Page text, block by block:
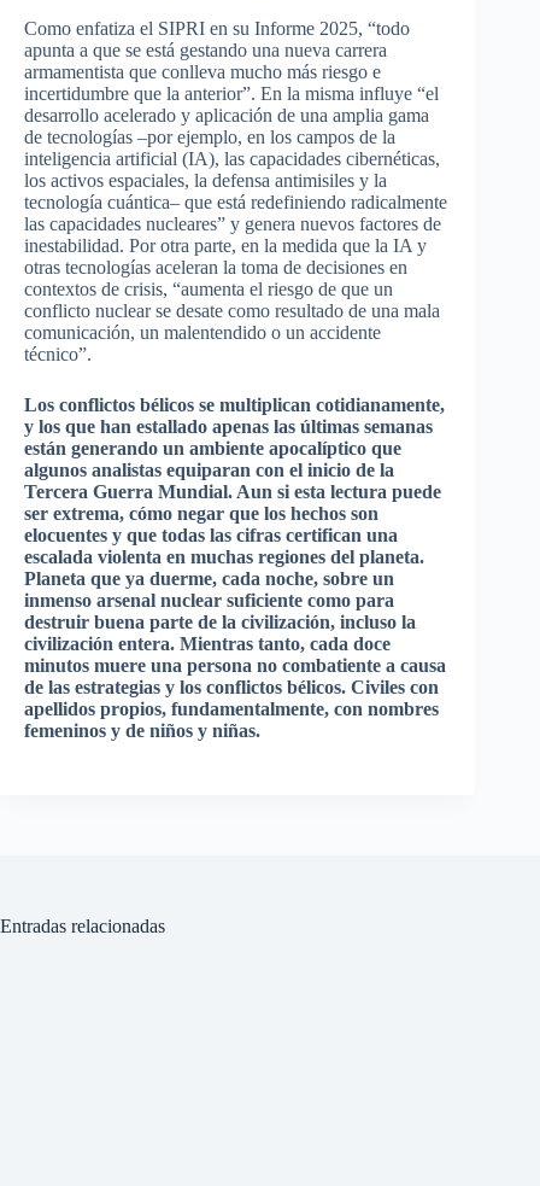
Como enfatiza el SIPRI en su Informe 2025, “todo
apunta a que se está gestando una nueva carrera
armamentista que conlleva mucho más riesgo e
incertidumbre que la anterior”. En la misma influye “el
desarrollo acelerado y aplicación de una amplia gama
de tecnologías –por ejemplo, en los campos de la
inteligencia artificial (IA), las capacidades cibernéticas,
los activos espaciales, la defensa antimisiles y la
tecnología cuántica– que está redefiniendo radicalmente
las capacidades nucleares” y genera nuevos factores de
inestabilidad. Por otra parte, en la medida que la IA y
otras tecnologías aceleran la toma de decisiones en
contextos de crisis, “aumenta el riesgo de que un
conflicto nuclear se desate como resultado de una mala
comunicación, un malentendido o un accidente
técnico”.
Los conflictos bélicos se multiplican cotidianamente,
y los que han estallado apenas las últimas semanas
están generando un ambiente apocalíptico que
algunos analistas equiparan con el inicio de la
Tercera Guerra Mundial. Aun si esta lectura puede
ser extrema, cómo negar que los hechos son
elocuentes y que todas las cifras certifican una
escalada violenta en muchas regiones del planeta.
Planeta que ya duerme, cada noche, sobre un
inmenso arsenal nuclear suficiente como para
destruir buena parte de la civilización, incluso la
civilización entera. Mientras tanto, cada doce
minutos muere una persona no combatiente a causa
de las estrategias y los conflictos bélicos. Civiles con
apellidos propios, fundamentalmente, con nombres
femeninos y de niños y niñas.
Entradas relacionadas